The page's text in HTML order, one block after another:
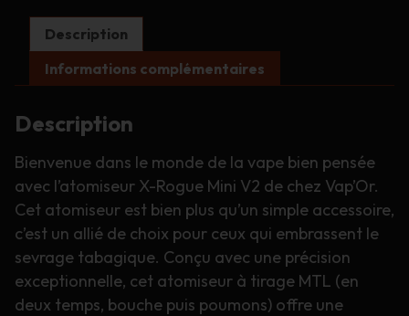
V2
Vap'Or
Description
Informations complémentaires
Description
Bienvenue dans le monde de la vape bien pensée
avec l’atomiseur X-Rogue Mini V2 de chez Vap’Or.
Cet atomiseur est bien plus qu’un simple accessoire,
c’est un allié de choix pour ceux qui embrassent le
sevrage tabagique. Conçu avec une précision
exceptionnelle, cet atomiseur à tirage MTL (en
deux temps, bouche puis poumons) offre une